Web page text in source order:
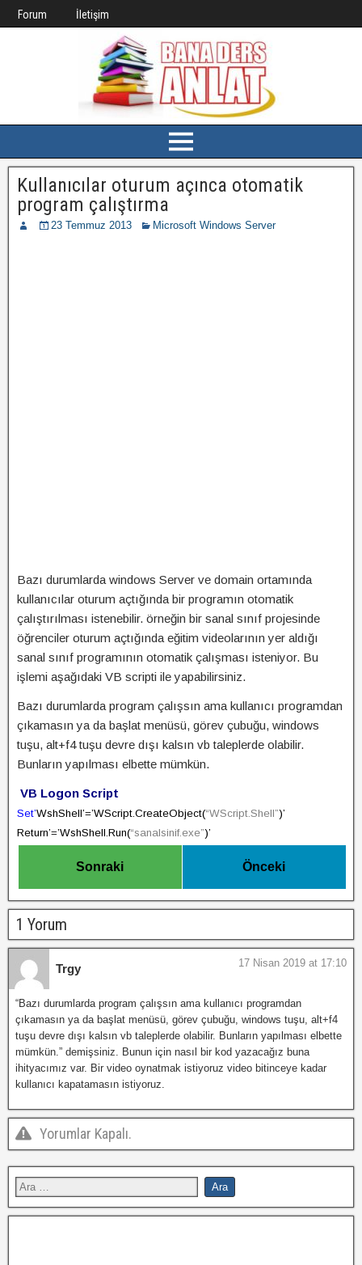
Forum İletişim
Kullanıcılar oturum açınca otomatik
program çalıştırma
23 Temmuz 2013 Microsoft Windows Server
Bazı durumlarda windows Server ve domain ortamında
kullanıcılar oturum açtığında bir programın otomatik
çalıştırılması istenebilir. örneğin bir sanal sınıf projesinde
öğrenciler oturum açtığında eğitim videolarının yer aldığı
sanal sınıf programının otomatik çalışması isteniyor. Bu
işlemi aşağıdaki VB scripti ile yapabilirsiniz.
Bazı durumlarda program çalışsın ama kullanıcı programdan
çıkamasın ya da başlat menüsü, görev çubuğu, windows
tuşu, alt+f4 tuşu devre dışı kalsın vb taleplerde olabilir.
Bunların yapılması elbette mümkün.
VB Logon Script
Set’WshShell’=’WScript.CreateObject(“WScript.Shell”)’
Return’=’WshShell.Run(“sanalsinif.exe”)’
Sonraki Önceki
1 Yorum
Trgy 17 Nisan 2019 at 17:10
“Bazı durumlarda program çalışsın ama kullanıcı programdan
çıkamasın ya da başlat menüsü, görev çubuğu, windows tuşu, alt+f4
tuşu devre dışı kalsın vb taleplerde olabilir. Bunların yapılması elbette
mümkün.” demişsiniz. Bunun için nasıl bir kod yazacağız buna
ihityacımız var. Bir video oynatmak istiyoruz video bitinceye kadar
kullanıcı kapatamasın istiyoruz.
Yorumlar Kapalı.